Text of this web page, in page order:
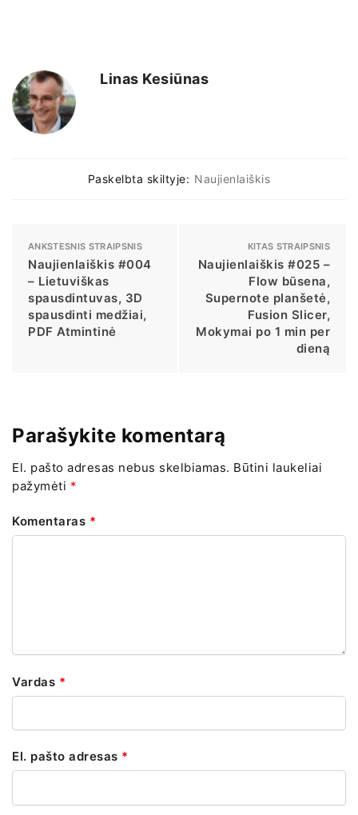
Linas Kesiūnas
Paskelbta skiltyje: Naujienlaiškis
ANKSTESNIS STRAIPSNIS
Naujienlaiškis #004
– Lietuviškas
spausdintuvas, 3D
spausdinti medžiai,
PDF Atmintinė
KITAS STRAIPSNIS
Naujienlaiškis #025 –
Flow būsena,
Supernote planšetė,
Fusion Slicer,
Mokymai po 1 min per
dieną
Parašykite komentarą
El. pašto adresas nebus skelbiamas. Būtini laukeliai
pažymėti *
Komentaras *
Vardas *
El. pašto adresas *